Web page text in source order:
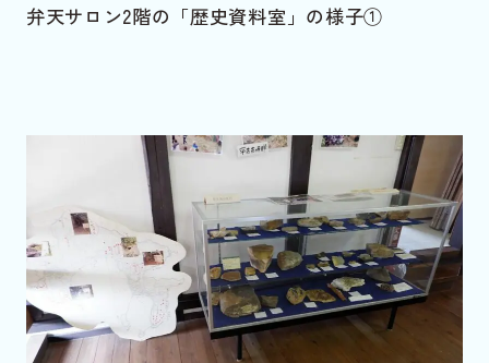
弁天サロン2階の「歴史資料室」の様子①